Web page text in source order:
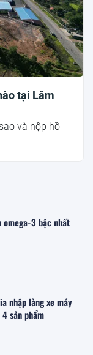
tại Lâm
và nộp hồ
3 bậc nhất
nhập làng xe máy
sản phẩm